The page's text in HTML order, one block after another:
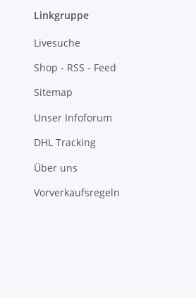
Linkgruppe
Livesuche
Shop - RSS - Feed
Sitemap
Unser Infoforum
DHL Tracking
Über uns
Vorverkaufsregeln